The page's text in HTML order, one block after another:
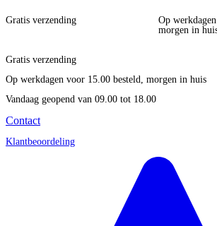
Gratis verzending
Op
morgen in
Gratis verzending
Op werkdagen voor 15.00 besteld, morgen in huis
Vandaag geopend van 09.00 tot 18.00
Contact
Klantbeoordeling